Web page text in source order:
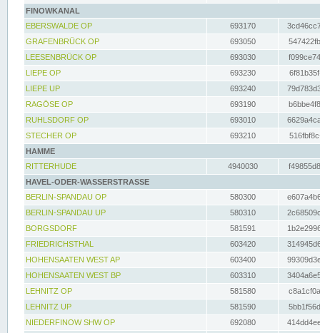
FINOWKANAL
EBERSWALDE OP
693170
GRAFENBRÜCK OP
693050
LEESENBRÜCK OP
693030
LIEPE OP
693230
LIEPE UP
693240
RAGÖSE OP
693190
RUHLSDORF OP
693010
STECHER OP
693210
HAMME
RITTERHUDE
4940030
HAVEL-ODER-WASSERSTRASSE
BERLIN-SPANDAU OP
580300
BERLIN-SPANDAU UP
580310
BORGSDORF
581591
FRIEDRICHSTHAL
603420
HOHENSAATEN WEST AP
603400
HOHENSAATEN WEST BP
603310
LEHNITZ OP
581580
LEHNITZ UP
581590
NIEDERFINOW SHW OP
692080